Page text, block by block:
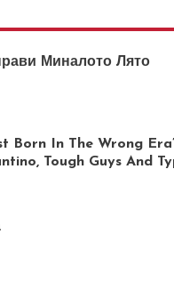
Миналото Лято
Born In The Wrong
Tough Guys And